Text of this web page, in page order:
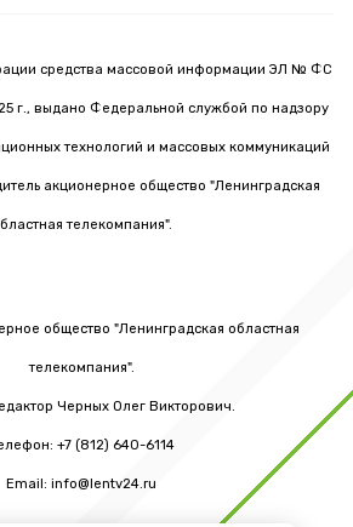
средства массовой информации ЭЛ № ФС
г., выдано Федеральной службой по надзору
технологий и массовых коммуникаций
акционерное общество "Ленинградская
телекомпания".
общество "Ленинградская областная
телекомпания".
Черных Олег Викторович.
+7 (812) 640-6114
Email: info@lentv24.ru